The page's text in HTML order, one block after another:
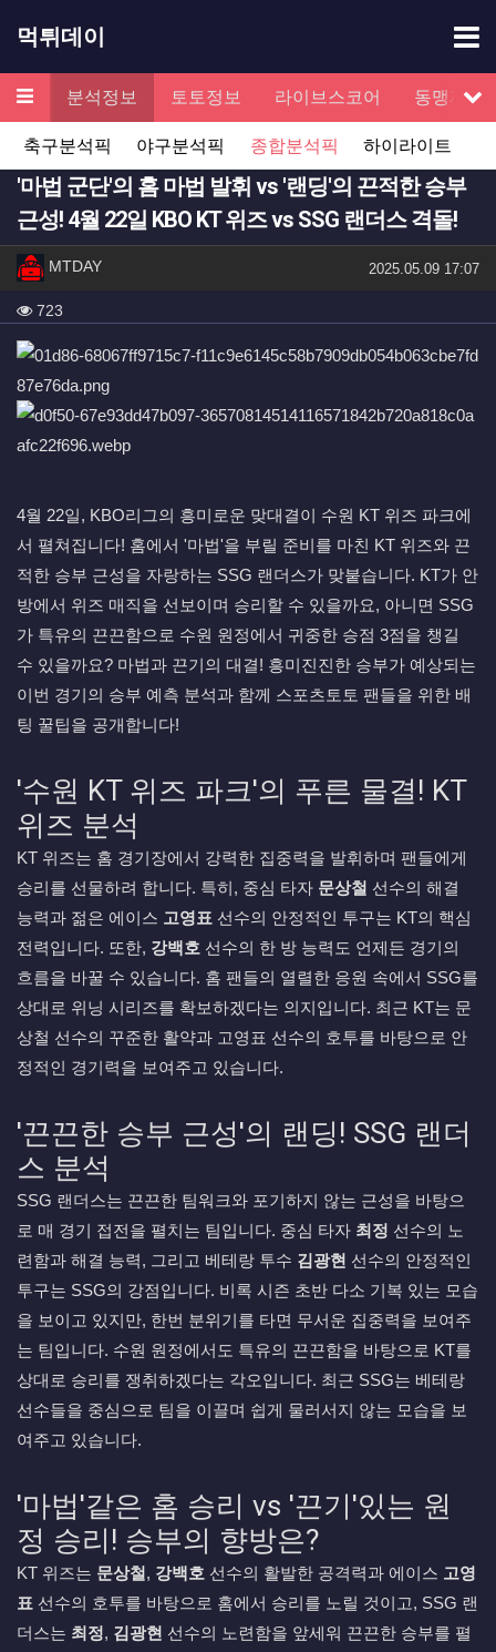
먹튀데이
메뉴
증 분석정보 토토정보 라이브스코어
동맹제휴
축구분석픽
야구분석픽 종합분석픽 하이라이트
'마법 군단'의 홈 마법 발휘 vs '랜딩'의 끈적한 승부
근성! 4월 22일 KBO KT 위즈 vs SSG 랜더스 격돌!
작성자 정보
MTDAY작성 작성일
2025.05.09 17:07
컨텐츠 정보
723
본문
4월 22일, KBO리그의 흥미로운 맞대결이 수원 KT 위즈 파크에
서 펼쳐집니다! 홈에서 '마법'을 부릴 준비를 마친 KT 위즈와 끈
적한 승부 근성을 자랑하는 SSG 랜더스가 맞붙습니다. KT가 안
방에서 위즈 매직을 선보이며 승리할 수 있을까요, 아니면 SSG
가 특유의 끈끈함으로 수원 원정에서 귀중한 승점 3점을 챙길
수 있을까요? 마법과 끈기의 대결! 흥미진진한 승부가 예상되는
이번 경기의 승부 예측 분석과 함께 스포츠토토 팬들을 위한 배
팅 꿀팁을 공개합니다!
'수원 KT 위즈 파크'의 푸른 물결! KT
위즈 분석
KT 위즈는 홈 경기장에서 강력한 집중력을 발휘하며 팬들에게
승리를 선물하려 합니다. 특히, 중심 타자 문상철 선수의 해결
능력과 젊은 에이스 고영표 선수의 안정적인 투구는 KT의 핵심
전력입니다. 또한, 강백호 선수의 한 방 능력도 언제든 경기의
흐름을 바꿀 수 있습니다. 홈 팬들의 열렬한 응원 속에서 SSG를
상대로 위닝 시리즈를 확보하겠다는 의지입니다. 최근 KT는 문
상철 선수의 꾸준한 활약과 고영표 선수의 호투를 바탕으로 안
정적인 경기력을 보여주고 있습니다.
'끈끈한 승부 근성'의 랜딩! SSG 랜더
스 분석
SSG 랜더스는 끈끈한 팀워크와 포기하지 않는 근성을 바탕으
로 매 경기 접전을 펼치는 팀입니다. 중심 타자 최정 선수의 노
련함과 해결 능력, 그리고 베테랑 투수 김광현 선수의 안정적인
투구는 SSG의 강점입니다. 비록 시즌 초반 다소 기복 있는 모습
을 보이고 있지만, 한번 분위기를 타면 무서운 집중력을 보여주
는 팀입니다. 수원 원정에서도 특유의 끈끈함을 바탕으로 KT를
상대로 승리를 쟁취하겠다는 각오입니다. 최근 SSG는 베테랑
선수들을 중심으로 팀을 이끌며 쉽게 물러서지 않는 모습을 보
여주고 있습니다.
'마법'같은 홈 승리 vs '끈기'있는 원
정 승리! 승부의 향방은?
KT 위즈는 문상철, 강백호 선수의 활발한 공격력과 에이스 고영
표 선수의 호투를 바탕으로 홈에서 승리를 노릴 것이고, SSG 랜
더스는 최정, 김광현 선수의 노련함을 앞세워 끈끈한 승부를 펼